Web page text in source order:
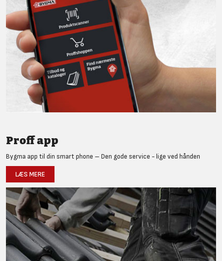
Proff app
Bygma app til din smart phone – Den gode service - lige ved hånden
LÆS MERE